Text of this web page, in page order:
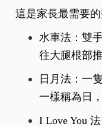
這是家長最需要
水車法：雙
往大腿根部
日月法：一
一樣稱為日
I Love You 法